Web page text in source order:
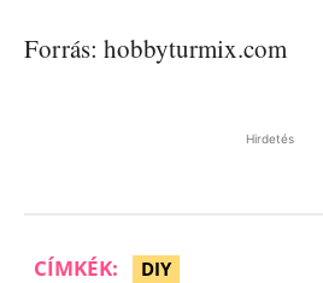
Forrás: hobbyturmix.com
Hirdetés
CÍMKÉK: DIY